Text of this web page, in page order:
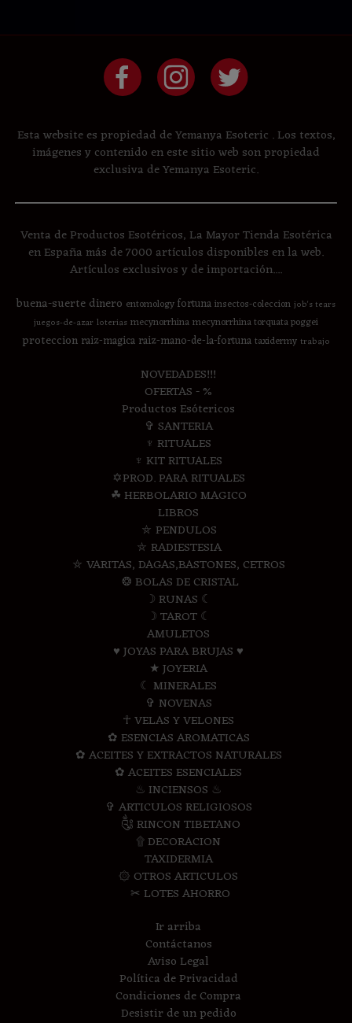
Esta website es propiedad de Yemanya Esoteric . Los textos,
imágenes y contenido en este sitio web son propiedad
exclusiva de Yemanya Esoteric.
Venta de Productos Esotéricos, La Mayor Tienda Esotérica
en España más de 7000 artículos disponibles en la web.
Artículos exclusivos y de importación....
buena-suertedinero entomologyfortunainsectos-coleccion job's tears
juegos-de-azar loterias mecynorrhinamecynorrhina torquata poggei
proteccion raiz-magica raiz-mano-de-la-fortunataxidermy trabajo
NOVEDADES!!!
OFERTAS - %
Productos Esótericos
✞ SANTERIA
♆ RITUALES
♆ KIT RITUALES
✡PROD. PARA RITUALES
☘ HERBOLARIO MAGICO
LIBROS
⛤ PENDULOS
⛤ RADIESTESIA
⛤ VARITAS, DAGAS,BASTONES, CETROS
❂ BOLAS DE CRISTAL
☽ RUNAS ☾
☽ TAROT ☾
AMULETOS
♥ JOYAS PARA BRUJAS ♥
★ JOYERIA
☾ MINERALES
✞ NOVENAS
☥ VELAS Y VELONES
✿ ESENCIAS AROMATICAS
✿ ACEITES Y EXTRACTOS NATURALES
✿ ACEITES ESENCIALES
♨ INCIENSOS ♨
✞ ARTICULOS RELIGIOSOS
༃ RINCON TIBETANO
۩ DECORACION
TAXIDERMIA
۞ OTROS ARTICULOS
✂ LOTES AHORRO
Ir arriba
Contáctanos
Aviso Legal
Política de Privacidad
Condiciones de Compra
Desistir de un pedido